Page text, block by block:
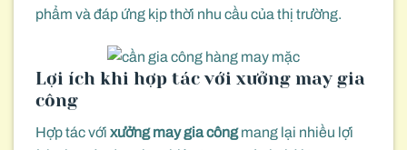
phẩm và đáp ứng kịp thời nhu cầu của thị trường.
Lợi ích khi hợp tác với xưởng may gia
công
Hợp tác với xưởng may gia côngmang lại nhiều lợi